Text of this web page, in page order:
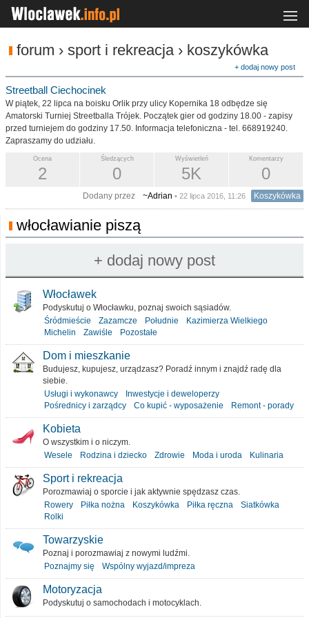
forum › sport i rekreacja › koszykówka
+ dodaj nowy post
Streetball Ciechocinek
W piątek, 22 lipca na boisku Orlik przy ulicy Kopernika 18 odbędze się
Amatorski Turniej Streetballa Trójek. Początek gier od godziny 18.00 - zapisy
przed turniejem do godziny 17.50. Informacja telefoniczna - tel. 668919240.
Zapraszamy do udziału.
Komentarzy
0
Wyświetleń
5K
Śledzących
0
Ocena
2
Dodany przez ~Adrian • 22 lipca 2016, 11:26 Koszykówka
włocławianie piszą
Włocławek
Podyskutuj o Włocławku, poznaj swoich sąsiadów.
Śródmieście
Zazamcze Południe
Kazimierza Wielkiego
Michelin
Zawiśle Pozostałe
Dom i mieszkanie
Budujesz, kupujesz, urządzasz? Poradź innym i znajdź radę dla
siebie.
Usługi i wykonawcy
Inwestycje i deweloperzy
Pośrednicy i zarządcy
Co kupić - wyposażenie Remont - porady
Kobieta
O wszystkim i o niczym.
Wesele
Rodzina i dziecko Zdrowie Moda i uroda Kulinaria
Sport i rekreacja
Porozmawiaj o sporcie i jak aktywnie spędzasz czas.
Rowery
Piłka nożna Koszykówka Piłka ręczna
Siatkówka
Rolki
Towarzyskie
Poznaj i porozmawiaj z nowymi ludźmi.
Poznajmy się
Wspólny wyjazd/impreza
Motoryzacja
Podyskutuj o samochodach i motocyklach.